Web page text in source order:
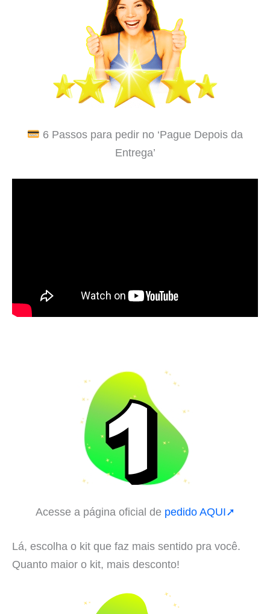
6 Passos para pedir no ‘Pague Depois da
Entrega’
Acesse a página oficial de pedido AQUI➚
Lá, escolha o kit que faz mais sentido pra você.
Quanto maior o kit, mais desconto!